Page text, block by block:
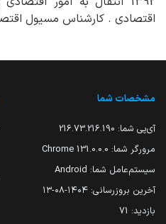
اقتصادی . کارشناس مسیول
مشخصات شما
آی‌پی شما: 216.73.216.190
مرورگر شما: 131.0.0.0 Chrome
سیستم‌عامل شما: Android
آخرین بروزرسانی: ۱۴۰۴-۰۸-۱۳
بازدید: 71